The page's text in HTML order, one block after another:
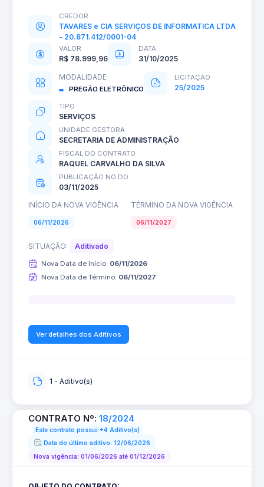
CREDOR
TAVARES e CIA SERVIÇOS DE INFORMATICA LTDA
- 20.871.412/0001-04
VALOR
R$ 78.999,96
DATA
31/10/2025
MODALIDADE
PREGÃO ELETRÔNICO
LICITAÇÃO
25/2025
TIPO
SERVIÇOS
UNIDADE GESTORA
SECRETARIA DE ADMINISTRAÇÃO
FISCAL DO CONTRATO
RAQUEL CARVALHO DA SILVA
PUBLICAÇÃO NO DO
03/11/2025
INÍCIO DA NOVA VIGÊNCIA
TÉRMINO DA NOVA VIGÊNCIA
06/11/2026 06/11/2027
SITUAÇÃO: Aditivado
Nova Data de Início: 06/11/2026
Nova Data de Término: 06/11/2027
Ver detalhes dos Aditivos
1 - Aditivo(s)
CONTRATO Nº: 18/2024
Este contrato possui +4 Aditivo(s)
Data do último aditivo: 12/06/2026
Nova vigência: 01/06/2026 até 01/12/2026